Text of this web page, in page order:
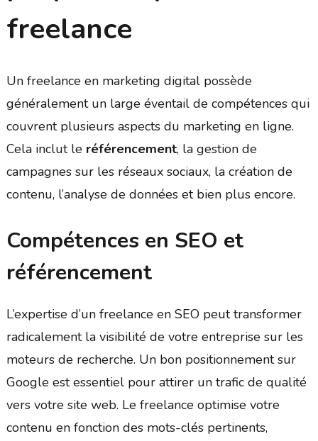
freelance
Un freelance en marketing digital possède
généralement un large éventail de compétences qui
couvrent plusieurs aspects du marketing en ligne.
Cela inclut le référencement, la gestion de
campagnes sur les réseaux sociaux, la création de
contenu, l’analyse de données et bien plus encore.
Compétences en SEO et
référencement
L’expertise d’un freelance en SEO peut transformer
radicalement la visibilité de votre entreprise sur les
moteurs de recherche. Un bon positionnement sur
Google est essentiel pour attirer un trafic de qualité
vers votre site web. Le freelance optimise votre
contenu en fonction des mots-clés pertinents,